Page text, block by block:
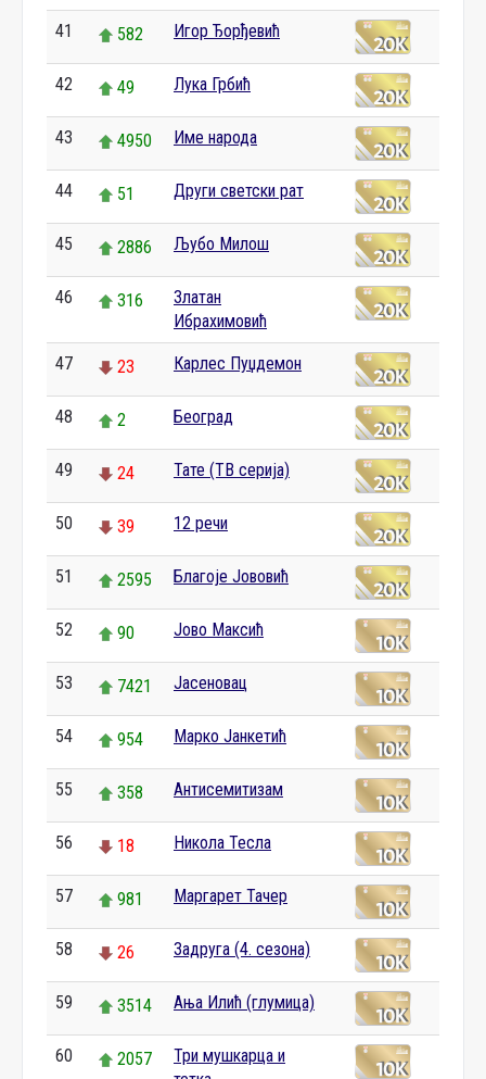
41 582 Игор Ђорђевић
42 49 Лука Грбић
43 4950 Име народа
44 51 Други светски рат
45 2886 Љубо Милош
46 316
Златан
Ибрахимовић
47 23 Карлес Пуџдемон
48 2 Београд
49 24 Тате (ТВ серија)
50 39 12 речи
51 2595 Благоје Јововић
52 90 Јово Максић
53 7421 Јасеновац
54 954 Марко Јанкетић
55 358 Антисемитизам
56 18 Никола Тесла
57 981 Маргарет Тачер
58 26 Задруга (4. сезона)
59 3514 Ања Илић (глумица)
60 2057
Три мушкарца и